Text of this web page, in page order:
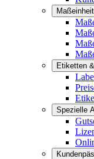
Etiketten
Spezielle